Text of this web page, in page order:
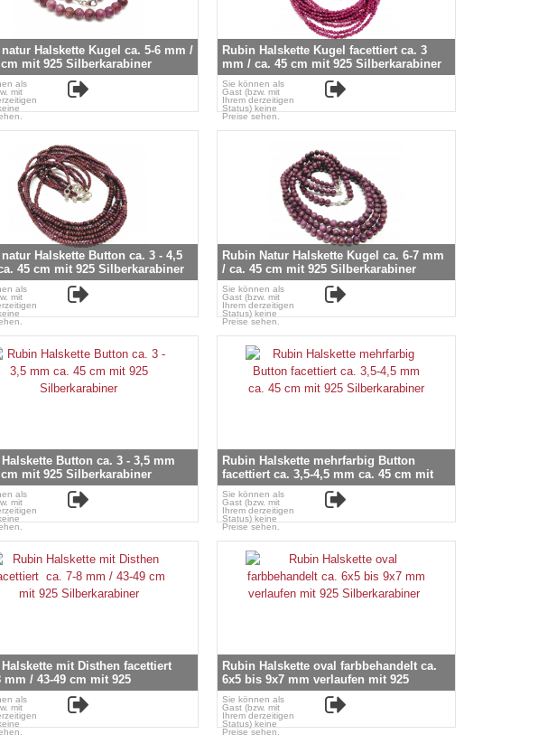
Halskette Kugel ca. 5-6 mm /
mit 925 Silberkarabiner
als
mit
Rubin Halskette Kugel facettiert ca. 3
mm / ca. 45 cm mit 925 Silberkarabiner
Sie können als
Gast (bzw. mit
Ihrem derzeitigen
Status) keine
Preise sehen.
Halskette Button ca. 3 - 4,5
45 cm mit 925 Silberkarabiner
als
mit
Rubin Natur Halskette Kugel ca. 6-7 mm
/ ca. 45 cm mit 925 Silberkarabiner
Sie können als
Gast (bzw. mit
Ihrem derzeitigen
Status) keine
Preise sehen.
Button ca. 3 - 3,5 mm
mit 925 Silberkarabiner
als
mit
Rubin Halskette mehrfarbig Button
facettiert ca. 3,5-4,5 mm ca. 45 cm mit
925 Silberkarabiner
Sie können als
Gast (bzw. mit
Ihrem derzeitigen
Status) keine
Preise sehen.
mit Disthen facettiert
mm / 43-49 cm mit 925
als
mit
Rubin Halskette oval farbbehandelt ca.
6x5 bis 9x7 mm verlaufen mit 925
Silberkarabiner
Sie können als
Gast (bzw. mit
Ihrem derzeitigen
Status) keine
Preise sehen.